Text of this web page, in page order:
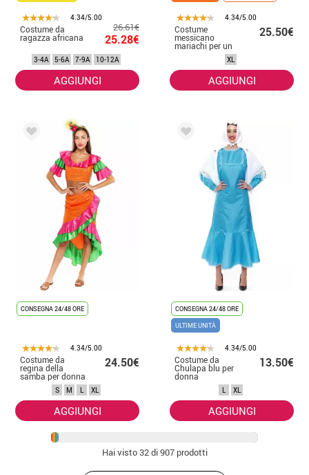
4.34/5.00
Costume da
ragazza africana
26.61€
25.28€
3-4A 5-6A 7-9A 10-12A
AGGIUNGI
4.34/5.00
Costume
messicano
mariachi per un
25.50€
XL
AGGIUNGI
CONSEGNA 24/48 ORE
4.34/5.00
Costume da
regina della
samba per donna
24.50€
S M L XL
AGGIUNGI
CONSEGNA 24/48 ORE
ULTIME UNITÀ
4.34/5.00
Costume da
Chulapa blu per
donna
13.50€
L XL
AGGIUNGI
Hai visto32di 907 prodotti